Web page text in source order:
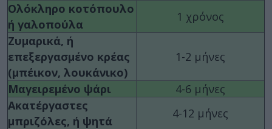
Ολόκληρο κοτόπουλο
ή γαλοπούλα
1 χρόνος
Ζυμαρικά, ή
επεξεργασμένο κρέας
(μπέικον, λουκάνικο)
1-2 μήνες
Μαγειρεμένο ψάρι
4-6 μήνες
Ακατέργαστες
μπριζόλες, ή ψητά
4-12 μήνες